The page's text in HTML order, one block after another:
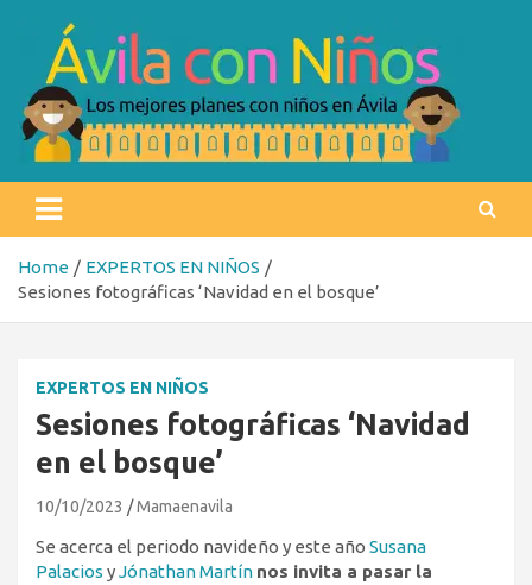
content
Ávila con niños
Home
EXPERTOS EN NIÑOS
Sesiones fotográficas ‘Navidad en el bosque’
EXPERTOS EN NIÑOS
Sesiones fotográficas ‘Navidad
en el bosque’
10/10/2023 Mamaenavila
Se acerca el periodo navideño y este año Susana
Palacios yJónathan Martín nos invita a pasar la